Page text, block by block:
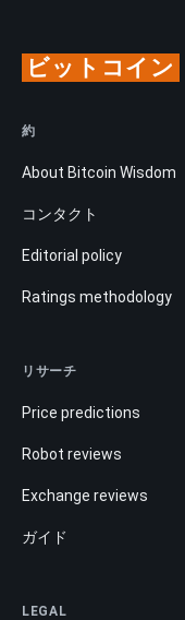
ビットコイン
約
About Bitcoin Wisdom
コンタクト
Editorial policy
Ratings methodology
リサーチ
Price predictions
Robot reviews
Exchange reviews
ガイド
LEGAL